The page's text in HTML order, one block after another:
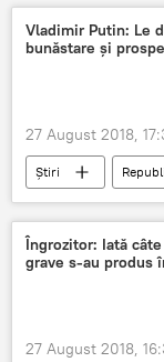
salarii
școli
Vladimir Putin: Le
bunăstare și
27 August 2018,
Știri
Moldova
putin
Igor
Îngrozitor: Iată
grave s-au produs
27 August 2018,